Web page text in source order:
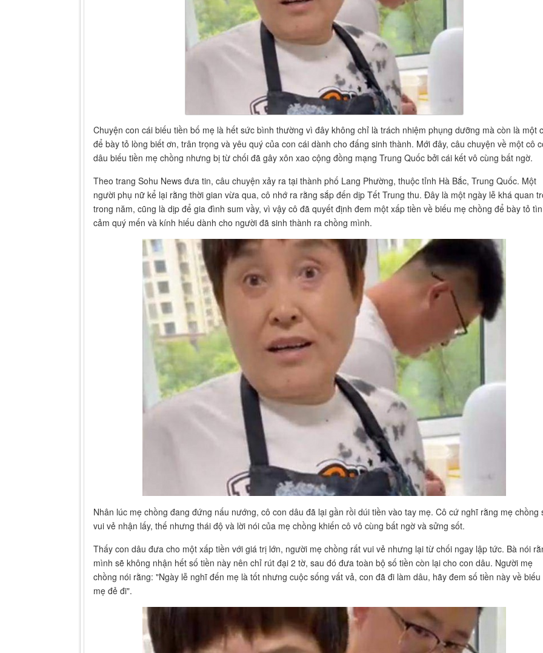
Chuyện con cái biếu tiền bố mẹ là hết sức bình thường vì đây không chỉ là trách nhiệm phụng dưỡng mà còn là một
để bày tỏ lòng biết ơn, trân trọng và yêu quý của con cái dành cho đấng sinh thành. Mới đây, câu chuyện về một cô
dâu biếu tiền mẹ chồng nhưng bị từ chối đã gây xôn xao cộng đồng mạng Trung Quốc bởi cái kết vô cùng bất ngờ.
Theo trang Sohu News đưa tin, câu chuyện xảy ra tại thành phố Lang Phường, thuộc tỉnh Hà Bắc, Trung Quốc. Một
người phụ nữ kể lại rằng thời gian vừa qua, cô nhớ ra rằng sắp đến dịp Tết Trung thu. Đây là một ngày lễ khá quan
trong năm, cũng là dịp để gia đình sum vầy, vì vậy cô đã quyết định đem một xấp tiền về biếu mẹ chồng để bày tỏ
cảm quý mến và kính hiếu dành cho người đã sinh thành ra chồng mình.
Nhân lúc mẹ chồng đang đứng nấu nướng, cô con dâu đã lại gần rồi dúi tiền vào tay mẹ. Cô cứ nghĩ rằng mẹ chồng
vui vẻ nhận lấy, thế nhưng thái độ và lời nói của mẹ chồng khiến cô vô cùng bất ngờ và sửng sốt.
Thấy con dâu đưa cho một xấp tiền với giá trị lớn, người mẹ chồng rất vui vẻ nhưng lại từ chối ngay lập tức. Bà nói
mình sẽ không nhận hết số tiền này nên chỉ rút đại 2 tờ, sau đó đưa toàn bộ số tiền còn lại cho con dâu. Người mẹ
chồng nói rằng: "Ngày lễ nghĩ đến mẹ là tốt nhưng cuộc sống vất vả, con đã đi làm dâu, hãy đem số tiền này về biếu
mẹ đẻ đi".